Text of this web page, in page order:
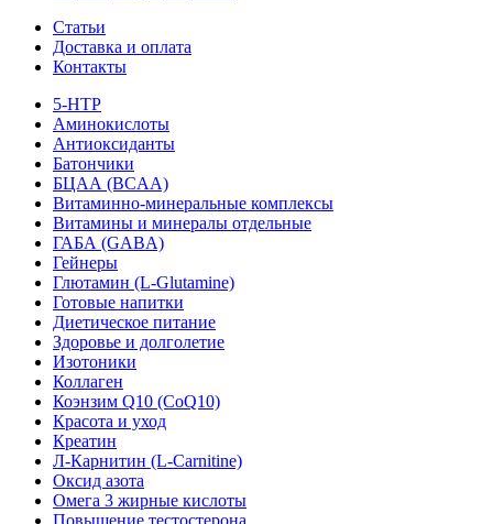
Статьи
Доставка и оплата
Контакты
5-HTP
Аминокислоты
Антиоксиданты
Батончики
БЦАА (BCAA)
Витаминно-минеральные комплексы
Витамины и минералы отдельные
ГАБА (GABA)
Гейнеры
Глютамин (L-Glutamine)
Готовые напитки
Диетическое питание
Здоровье и долголетие
Изотоники
Коллаген
Коэнзим Q10 (CoQ10)
Красота и уход
Креатин
Л-Карнитин (L-Сarnitine)
Оксид азота
Омега 3 жирные кислоты
Повышение тестостерона